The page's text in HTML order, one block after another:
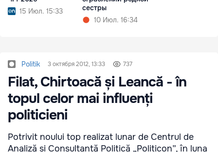
15 Июл. 15:33
сестры
10 Июл. 16:34
Politik 3 октября 2012, 13:33 737
Filat, Chirtoacă și Leancă - în
topul celor mai influenți
politicieni
Potrivit noului top realizat lunar de Centrul de
Analiză și Consultanță Politică „Politicon”, în luna